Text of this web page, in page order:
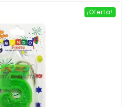
¡Oferta!